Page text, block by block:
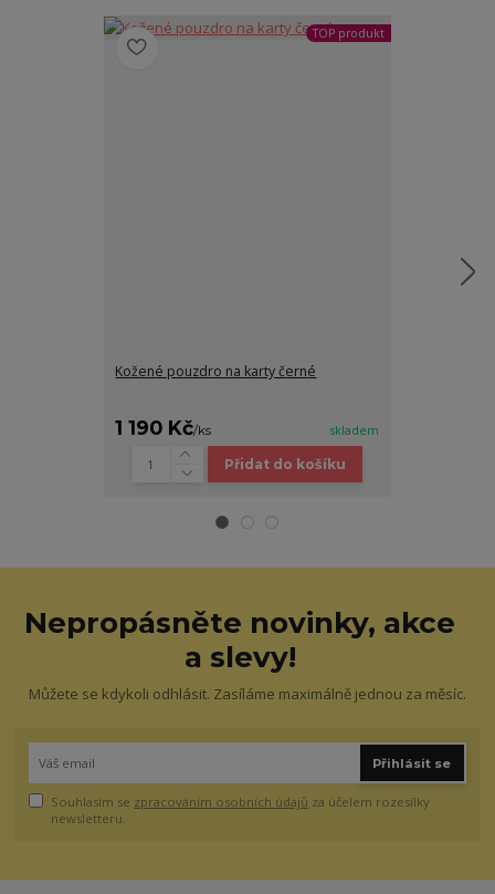
TOP produkt
Kožené pouzdro na karty černé
1 190 Kč/ks skladem
Přidat do košíku
Nepropásněte novinky, akce
a slevy!
Můžete se kdykoli odhlásit. Zasíláme maximálně jednou za měsíc.
Přihlásit se
Souhlasím se zpracováním osobních údajů za účelem rozesílky
newsletteru.